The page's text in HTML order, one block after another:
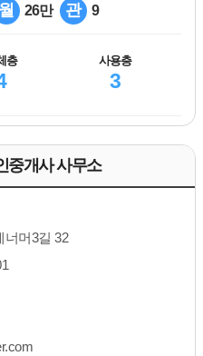
월 26만 관 9
층 사용층
3
중개사 사무소
너머3길 32